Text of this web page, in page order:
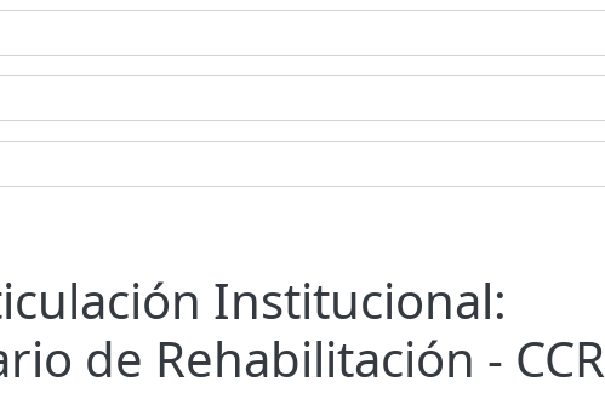
Institucional:
de Rehabilitación - CCR